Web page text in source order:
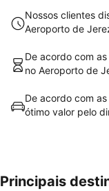
Nossos clientes
Aeroporto de
De acordo com
no Aeroporto de
De acordo com
ótimo valor pelo
Principais